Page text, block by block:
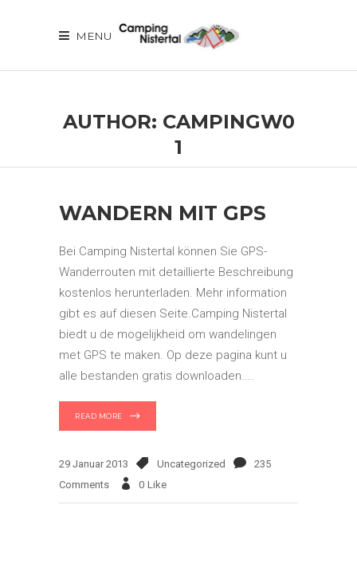
MENU
AUTHOR: CAMPINGW0
1
WANDERN MIT GPS
Bei Camping Nistertal können Sie GPS-
Wanderrouten mit detaillierte Beschreibung
kostenlos herunterladen. Mehr information
gibt es auf diesen Seite.Camping Nistertal
biedt u de mogelijkheid om wandelingen
met GPS te maken. Op deze pagina kunt u
alle bestanden gratis downloaden.
READ MORE
29 Januar 2013 Uncategorized
235
Comments
0 Like